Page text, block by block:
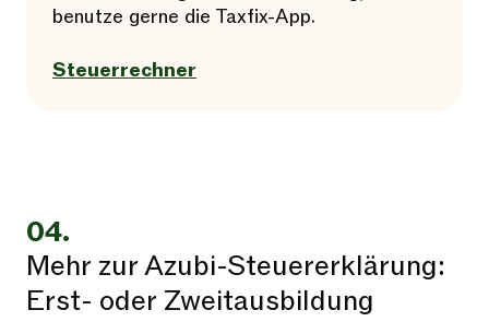
benutze gerne die Taxfix-App.
Steuerrechner
04.
Mehr zur Azubi-Steuererklärung:
Erst- oder Zweitausbildung